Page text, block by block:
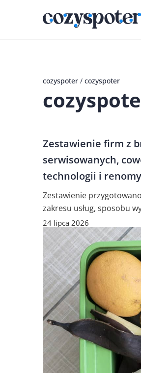
cozyspoter / cozyspoter
Zestawienie firm z
serwisowanych,
technologii i renomy
Zestawienie
zakresu usług, sposobu
24 lipca 2026